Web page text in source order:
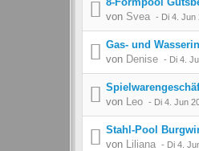
von Svea - Di 4. Jun
Gas- und
von Denise - Di 4.
von Leo - Di 4. Jun
Stahl-Pool
von Liliana - Di 4.